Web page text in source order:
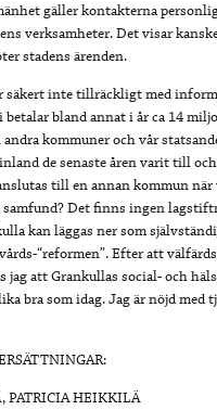
gäller kontakterna
verksamheter. Det visar
stadens ärenden.
säkert inte tillräckligt med
betalar bland annat i år ca 14
kommuner och vår
de senaste åren varit till
till en annan kommun när
Det finns ingen
kan läggas ner som
“reformen”. Efter att
jag att Grankullas social- och
bra som idag. Jag är nöjd med
HEIKKILÄ